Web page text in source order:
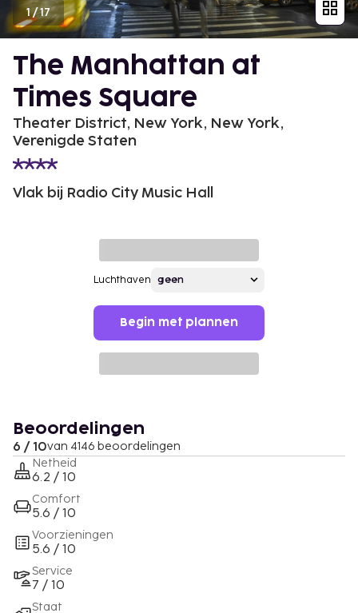
1/17
The Manhattan at
Times Square
Theater District, New York, New York,
Verenigde Staten
Vlak bij Radio City Music Hall
Luchthaven
Begin met plannen
Beoordelingen
6 / 10van 4146 beoordelingen
Netheid
6.2 / 10
Comfort
5.6 / 10
Voorzieningen
5.6 / 10
Service
7 / 10
Staat